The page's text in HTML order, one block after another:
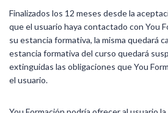
Finalizados los 12 meses desde la
que el usuario haya contactado con You
su estancia formativa, la misma quedará
estancia formativa del curso quedará
extinguidas las obligaciones que You
el usuario.